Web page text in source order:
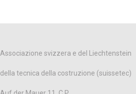
Associazione svizzera e del Liechtenstein
della tecnica della costruzione (suissetec)